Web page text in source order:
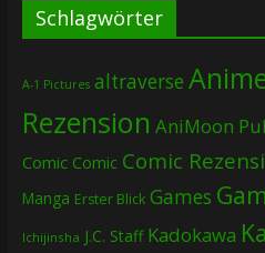
Schlagwörter
A-1 Pictures altraverse
Rezension AniMoon
Comic Comic Comic
Manga Erster Blick Games
Ichijinsha J.C. Staff Kadokawa